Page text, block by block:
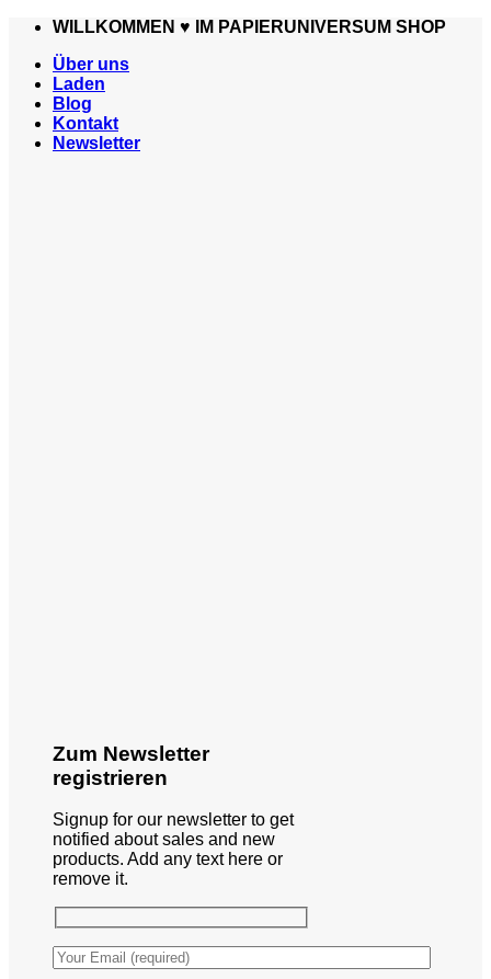
Zum
springen
WILLKOMMEN ♥️ IM PAPIERUNIVERSUM SHOP
Über uns
Laden
Blog
Kontakt
Newsletter
Zum Newsletter
registrieren
Signup for our newsletter to get
notified about sales and new
products. Add any text here or
remove it.